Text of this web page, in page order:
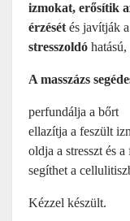
izmokat, erősítik
érzését és javítják
stresszoldó
A masszázs
perfundálja a bőrt
ellazítja a feszült
oldja a stresszt és a
segíthet a
Kézzel készült.